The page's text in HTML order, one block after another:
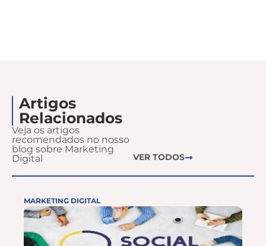
MARKETING DIGITAL
Artigos
Relacionados
Veja os artigos
recomendados no nosso
blog sobre Marketing
Digital
VER TODOS